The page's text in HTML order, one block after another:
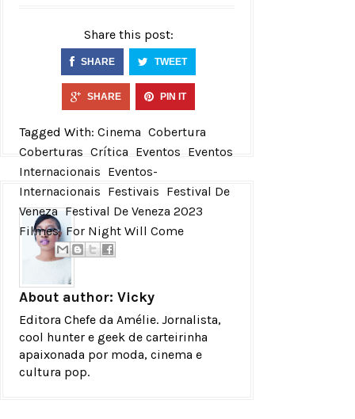
Share this post:
SHARE TWEET
SHARE PIN IT
Tagged With: Cinema Cobertura
Coberturas Crítica Eventos Eventos
Internacionais Eventos-
Internacionais Festivais Festival De
Veneza Festival De Veneza 2023
Filmes For Night Will Come
About author: Vicky
Editora Chefe da Amélie. Jornalista,
cool hunter e geek de carteirinha
apaixonada por moda, cinema e
cultura pop.